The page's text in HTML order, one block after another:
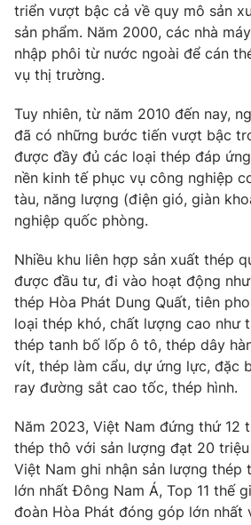
VTV4 Vươn
VTV9
Liên hệ tòa soạn English
THỜI BÁO VTV
Theo dõi báo trên
Cơ quan chủ quản: Đài Truyền hình Việt
Cơ quan báo chí:Thời báo VTV
Giấy phép hoạt động báo in và báo điện
cấp ngày 29/12/2023
Tổng Biên tập: Vũ Thanh Thủy
Phó Tổng Biên tập:Nguyễn Thị Mỹ
Nguyễn Trọng Ninh
Tổng đài VTV:024.38 355 931 -
triển vượt bậc cả về quy mô sản
sản phẩm. Năm 2000, các nhà
nhập phôi từ nước ngoài để cán
vụ thị trường.
Tuy nhiên, từ năm 2010 đến nay,
đã có những bước tiến vượt bậc
được đầy đủ các loại thép đáp
nền kinh tế phục vụ công nghiệp
tàu, năng lượng (điện gió, giàn
nghiệp quốc phòng.
Nhiều khu liên hợp sản xuất thép
được đầu tư, đi vào hoạt động
thép Hòa Phát Dung Quất, tiên
loại thép khó, chất lượng cao như
thép tanh bố lốp ô tô, thép dây
vít, thép làm cẩu, dự ứng lực, đặc
ray đường sắt cao tốc, thép hình.
Năm 2023, Việt Nam đứng thứ 12
thép thô với sản lượng đạt 20
Việt Nam ghi nhận sản lượng thép
lớn nhất Đông Nam Á, Top 11 thế
đoàn Hòa Phát đóng góp lớn nhất